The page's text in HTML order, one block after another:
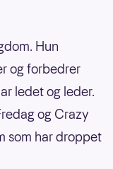
Hun
og forbedrer
ledet og leder.
og Crazy
som har droppet